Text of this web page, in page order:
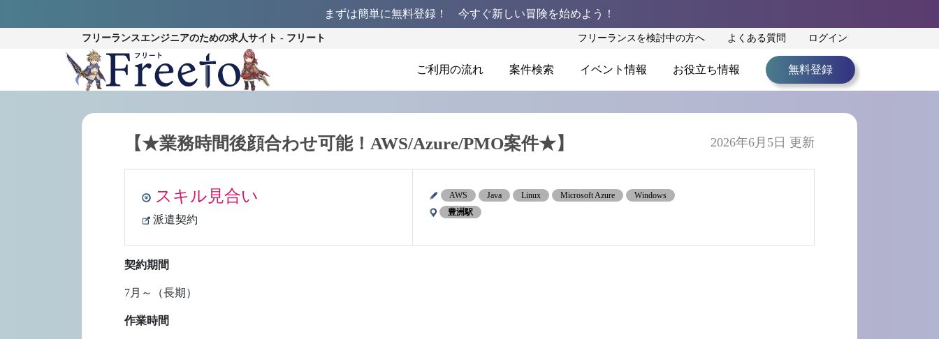
まずは簡単に無料登録！ 今すぐ新しい冒険を始めよう！
フリーランスエンジニアのための求人サイト - フリート フリーランスを検討中の方へ よくある質問 ログイン
ご利用の流れ 案件検索 イベント情報 お役立ち情報 無料登録
【★業務時間後顔合わせ可能！AWS/Azure/PMO案件★】 2026年6月5日 更新
スキル見合い
派遣契約
AWS Java Linux Microsoft Azure
Windows
豊洲駅
契約期間
7月～（長期）
作業時間